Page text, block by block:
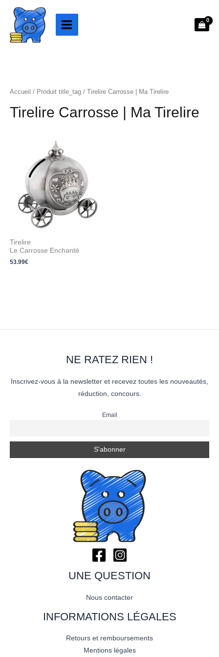
contenu
Accueil / Produit title_tag / Tirelire Carrosse | Ma Tirelire
Tirelire Carrosse | Ma Tirelire
Tirelire
Le Carrosse Enchanté
53.99€
NE RATEZ RIEN !
Inscrivez-vous à la newsletter et recevez toutes les nouveautés,
réduction, concours.
Email
UNE QUESTION
Nous contacter
INFORMATIONS LÉGALES
Retours et remboursements
Mentions légales